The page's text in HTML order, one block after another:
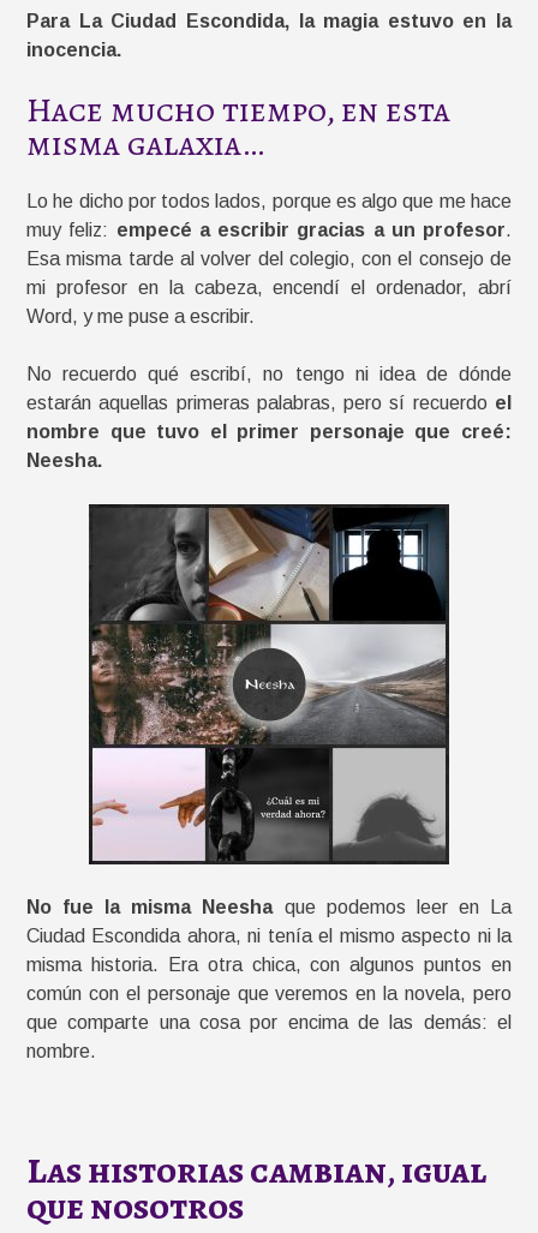
Para La Ciudad Escondida, la magia estuvo en la
inocencia.
Hace mucho tiempo, en esta
misma galaxia…
Lo he dicho por todos lados, porque es algo que me hace
muy feliz: empecé a escribir gracias a un profesor.
Esa misma tarde al volver del colegio, con el consejo de
mi profesor en la cabeza, encendí el ordenador, abrí
Word, y me puse a escribir.
No recuerdo qué escribí, no tengo ni idea de dónde
estarán aquellas primeras palabras, pero sí recuerdo el
nombre que tuvo el primer personaje que creé:
Neesha.
No fue la misma Neeshaque podemos leer en La
Ciudad Escondida ahora, ni tenía el mismo aspecto ni la
misma historia. Era otra chica, con algunos puntos en
común con el personaje que veremos en la novela, pero
que comparte una cosa por encima de las demás: el
nombre.
Las historias cambian, igual
que nosotros